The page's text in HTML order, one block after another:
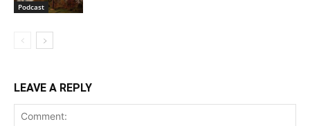
Podcast
LEAVE A REPLY